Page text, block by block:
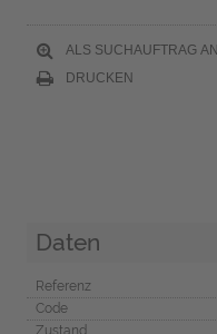
ALS SUCHAUFTRAG
DRUCKEN
Daten
Referenz
Code
Zustand